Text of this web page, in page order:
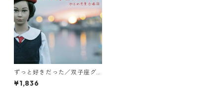
ずっと好きだった／双子座グ
ラフィティ
¥1,836